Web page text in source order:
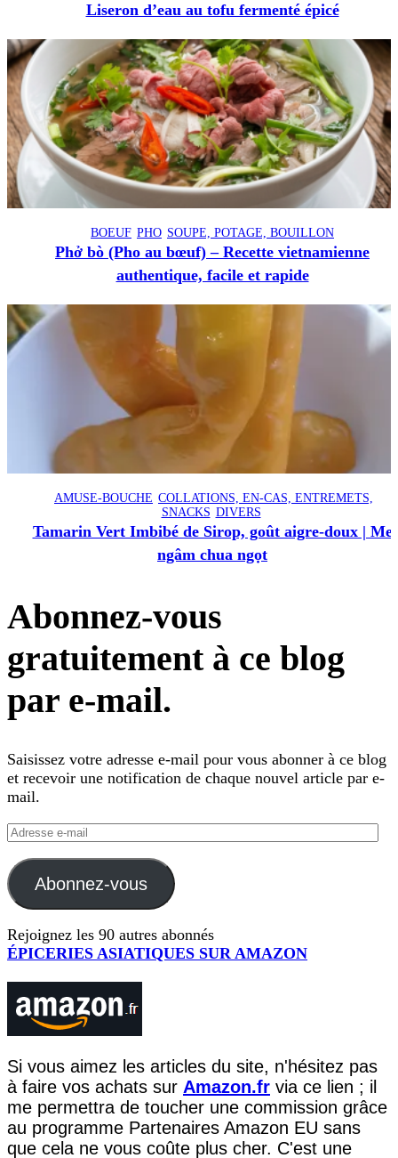
Liseron d’eau au tofu fermenté épicé
BOEUF PHO SOUPE, POTAGE, BOUILLON
Phở bò (Pho au bœuf) – Recette vietnamienne
authentique, facile et rapide
AMUSE-BOUCHE COLLATIONS, EN-CAS, ENTREMETS,
SNACKS DIVERS
Tamarin Vert Imbibé de Sirop, goût aigre-doux | Me
ngâm chua ngọt
Abonnez-vous
gratuitement à ce blog
par e-mail.
Saisissez votre adresse e-mail pour vous abonner à ce blog
et recevoir une notification de chaque nouvel article par e-
mail.
Adresse
mail
Abonnez-vous
Rejoignez les 90 autres abonnés
ÉPICERIES ASIATIQUES SUR AMAZON
Si vous aimez les articles du site, n'hésitez pas
à faire vos achats sur Amazon.fr via ce lien ; il
me permettra de toucher une commission grâce
au programme Partenaires Amazon EU sans
que cela ne vous coûte plus cher. C'est une